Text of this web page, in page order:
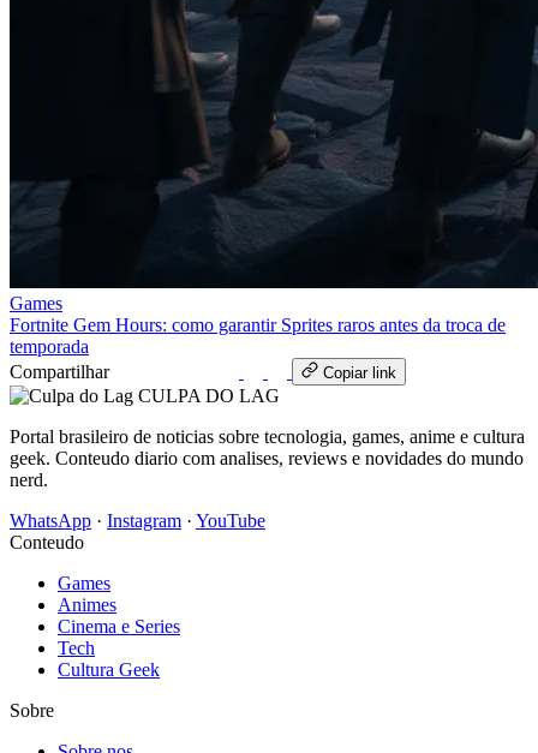
Games
Fortnite Gem Hours: como garantir Sprites raros antes da troca de
temporada
Compartilhar
Copiar link
CULPA DO LAG
Portal brasileiro de noticias sobre tecnologia, games, anime e cultura
geek. Conteudo diario com analises, reviews e novidades do mundo
nerd.
WhatsApp · Instagram · YouTube
Conteudo
Games
Animes
Cinema e Series
Tech
Cultura Geek
Sobre